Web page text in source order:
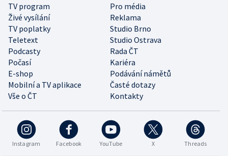
TV program
Pro média
Živé vysílání
Reklama
TV poplatky
Studio Brno
Teletext
Studio Ostrava
Podcasty
Rada ČT
Počasí
Kariéra
E-shop
Podávání námětů
Mobilní a TV aplikace
Časté dotazy
Vše o ČT
Kontakty
Instagram Facebook YouTube X Threads